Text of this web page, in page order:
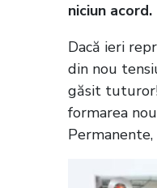
niciun acord.
Dacă ieri
din nou
găsit tuturor!
formarea